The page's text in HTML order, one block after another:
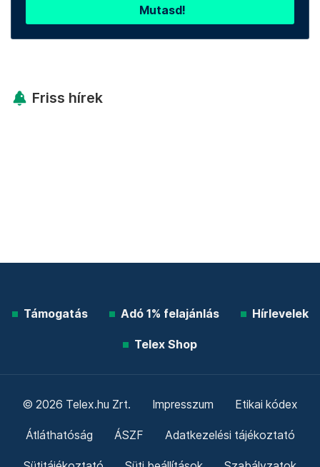
Mutasd!
Friss hírek
Támogatás Adó 1% felajánlás Hírlevelek
Telex Shop
© 2026 Telex.hu Zrt. Impresszum Etikai kódex
Átláthatóság ÁSZF Adatkezelési tájékoztató